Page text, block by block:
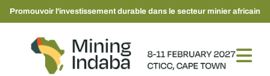
Promouvoir l'investissement durable dans le secteur minier africain